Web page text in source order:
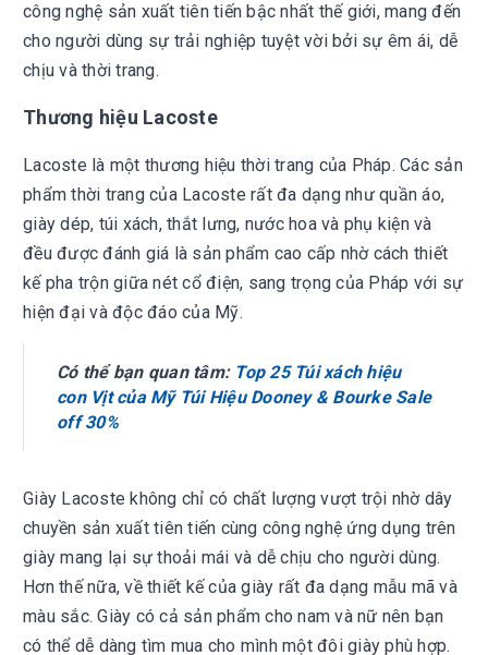
công nghệ sản xuất tiên tiến bậc nhất thế giới, mang đến
cho người dùng sự trải nghiệp tuyệt vời bởi sự êm ái, dễ
chịu và thời trang.
Thương hiệu Lacoste
Lacoste là một thương hiệu thời trang của Pháp. Các sản
phẩm thời trang của Lacoste rất đa dạng như quần áo,
giày dép, túi xách, thắt lưng, nước hoa và phụ kiện và
đều được đánh giá là sản phẩm cao cấp nhờ cách thiết
kế pha trộn giữa nét cổ điện, sang trọng của Pháp với sự
hiện đại và độc đáo của Mỹ.
Có thể bạn quan tâm: Top 25 Túi xách hiệu
con Vịt của Mỹ Túi Hiệu Dooney & Bourke Sale
off 30%
Giày Lacoste không chỉ có chất lượng vượt trội nhờ dây
chuyền sản xuất tiên tiến cùng công nghệ ứng dụng trên
giày mang lại sự thoải mái và dễ chịu cho người dùng.
Hơn thế nữa, về thiết kế của giày rất đa dạng mẫu mã và
màu sắc. Giày có cả sản phẩm cho nam và nữ nên bạn
có thể dễ dàng tìm mua cho mình một đôi giày phù hợp.